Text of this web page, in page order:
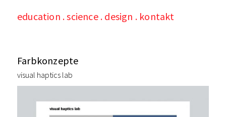
education science design kontakt
Farbkonzepte
visual haptics lab